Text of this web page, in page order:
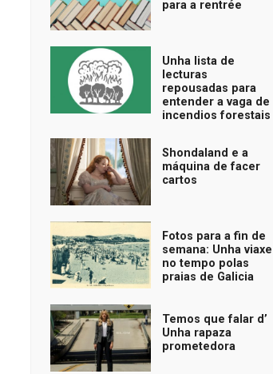
para a rentrée
Unha lista de
lecturas
repousadas para
entender a vaga de
incendios forestais
Shondaland e a
máquina de facer
cartos
Fotos para a fin de
semana: Unha viaxe
no tempo polas
praias de Galicia
Temos que falar d’
Unha rapaza
prometedora